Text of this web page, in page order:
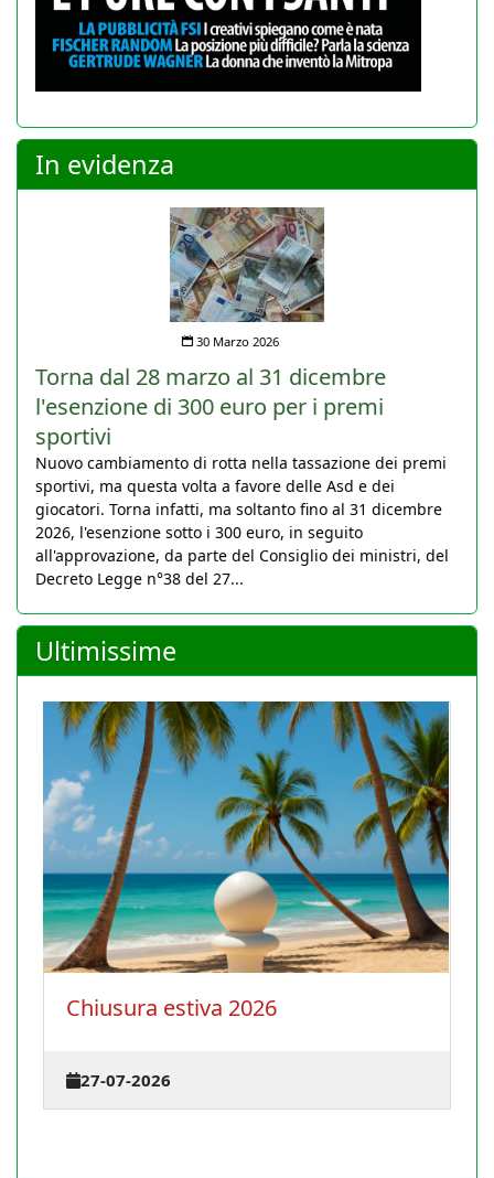
In evidenza
30 Marzo 2026
Torna dal 28 marzo al 31 dicembre
l'esenzione di 300 euro per i premi
sportivi
Nuovo cambiamento di rotta nella tassazione dei premi
sportivi, ma questa volta a favore delle Asd e dei
giocatori. Torna infatti, ma soltanto fino al 31 dicembre
2026, l'esenzione sotto i 300 euro, in seguito
all'approvazione, da parte del Consiglio dei ministri, del
Decreto Legge n°38 del 27...
Ultimissime
La Conferenza degli istruttori si
23-07-2026